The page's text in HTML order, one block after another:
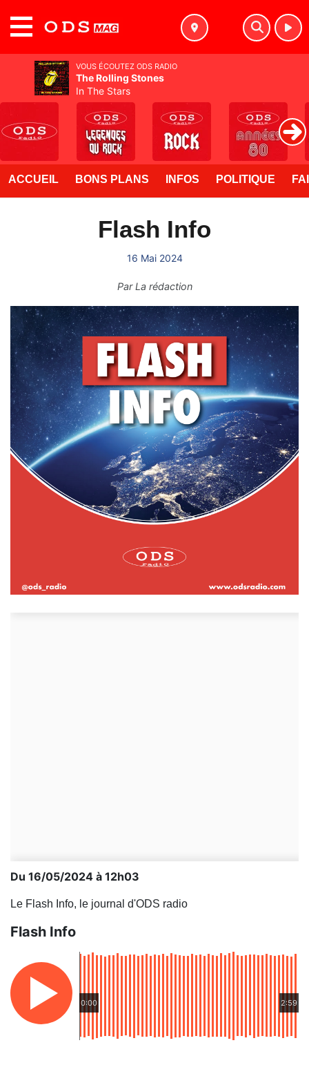
ACCUEIL BONS PLANS INFOS POLITIQUE
Flash Info
16 Mai 2024
ParLa rédaction
Du 16/05/2024 à 12h03
Le Flash Info, le journal d'ODS radio
Flash Info
0:00 2:59
VOUS ÉCOUTEZ ODS RADIO
The Rolling Stones
In The Stars